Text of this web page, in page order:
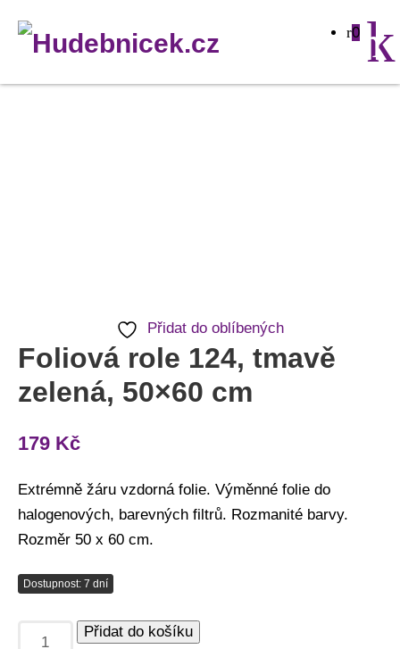
0
Přidat do oblíbených
Foliová role 124, tmavě
zelená, 50×60 cm
179 Kč
Extrémně žáru vzdorná folie. Výměnné folie do
halogenových, barevných filtrů. Rozmanité barvy.
Rozměr 50 x 60 cm.
Dostupnost: 7 dní
Přidat do košíku